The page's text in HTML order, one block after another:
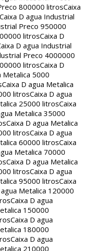
800000 litrosCaixa
Caixa D agua Industrial
Preco 950000
litrosCaixa D
D agua Industrial
Preco 4000000
litrosCaixa D
Metalica 5000
Caixa D agua Metalica
litrosCaixa D agua
25000 litrosCaixa
Metalica 35000
Caixa D agua Metalica
litrosCaixa D agua
60000 litrosCaixa
Metalica 70000
Caixa D agua Metalica
litrosCaixa D agua
95000 litrosCaixa
agua Metalica 120000
Caixa D agua
150000
Caixa D agua
180000
Caixa D agua
210000